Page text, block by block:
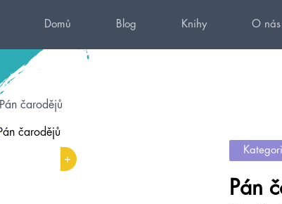
Domů Blog Knihy O nás
Pán čarodějů
+
Pán